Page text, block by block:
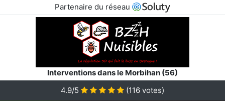
Partenaire du réseau
Interventions dans le Morbihan (56)
4.9/5 (116 votes)